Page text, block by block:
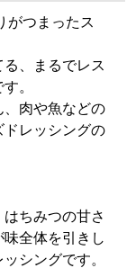
がつまったス
、まるでレス
。
肉や魚などの
ドレッシングの
ちみつの甘さ
全体を引きし
シングです。